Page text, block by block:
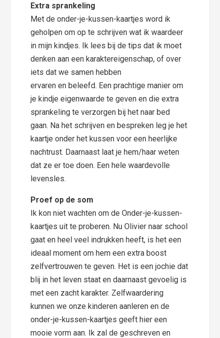
Extra sprankeling
Met de onder-je-kussen-kaartjes word ik
geholpen om op te schrijven wat ik waardeer
in mijn kindjes. Ik lees bij de tips dat ik moet
denken aan een karaktereigenschap, of over
iets dat we samen hebben
ervaren en beleefd. Een prachtige manier om
je kindje eigenwaarde te geven en die extra
sprankeling te verzorgen bij het naar bed
gaan. Na het schrijven en bespreken leg je het
kaartje onder het kussen voor een heerlijke
nachtrust. Daarnaast laat je hem/haar weten
dat ze er toe doen. Een hele waardevolle
levensles.
Proef op de som
Ik kon niet wachten om de Onder-je-kussen-
kaartjes uit te proberen. Nu Olivier naar school
gaat en heel veel indrukken heeft, is het een
ideaal moment om hem een extra boost
zelfvertrouwen te geven. Het is een jochie dat
blij in het leven staat en daarnaast gevoelig is
met een zacht karakter. Zelfwaardering
kunnen we onze kinderen aanleren en de
onder-je-kussen-kaartjes geeft hier een
mooie vorm aan. Ik zal de geschreven en